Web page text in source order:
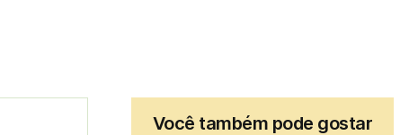
Você também pode gostar